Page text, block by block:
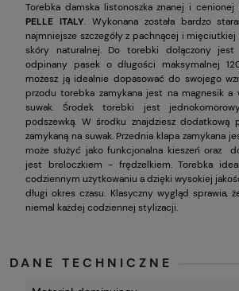
Torebka damska listonoszka znanej i cenionej
PELLE ITALY. Wykonana została bardzo
najmniejsze szczegóły z pachnącej i
skóry naturalnej. Do torebki dołączony
odpinany pasek o długości maksymalnej
możesz ją idealnie dopasować do swojego
przodu torebka zamykana jest na magnesik
suwak. Środek torebki jest
podszewką. W środku znajdziesz dodatkową
zamykaną na suwak. Przednia klapa zamykana
może służyć jako funkcjonalna kieszeń oraz
jest breloczkiem - frędzelkiem. Torebka
codziennym użytkowaniu a dzięki wysokiej
długi okres czasu. Klasyczny wygląd sprawia,
niemal każdej codziennej stylizacji.
DANE TECHNICZNE